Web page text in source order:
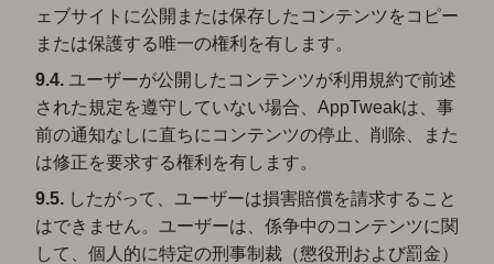
ェブサイトに公開または保存したコンテンツをコピー
または保護する唯一の権利を有します。
9.4. ユーザーが公開したコンテンツが利用規約で前述
された規定を遵守していない場合、AppTweakは、事
前の通知なしに直ちにコンテンツの停止、削除、また
は修正を要求する権利を有します。
9.5. したがって、ユーザーは損害賠償を請求すること
はできません。ユーザーは、係争中のコンテンツに関
して、個人的に特定の刑事制裁（懲役刑および罰金）